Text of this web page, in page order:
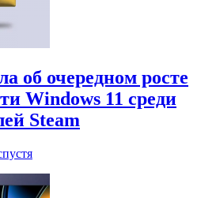
об очередном росте
Windows 11 среди
Steam